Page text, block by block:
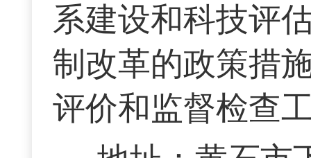
系建设和科技评
制改革的政策措
评价和监督检查